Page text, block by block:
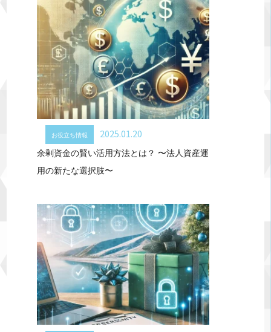
お役立ち情報 2025.01.20
余剰資金の賢い活用方法とは？ 〜法人資産運
用の新たな選択肢〜